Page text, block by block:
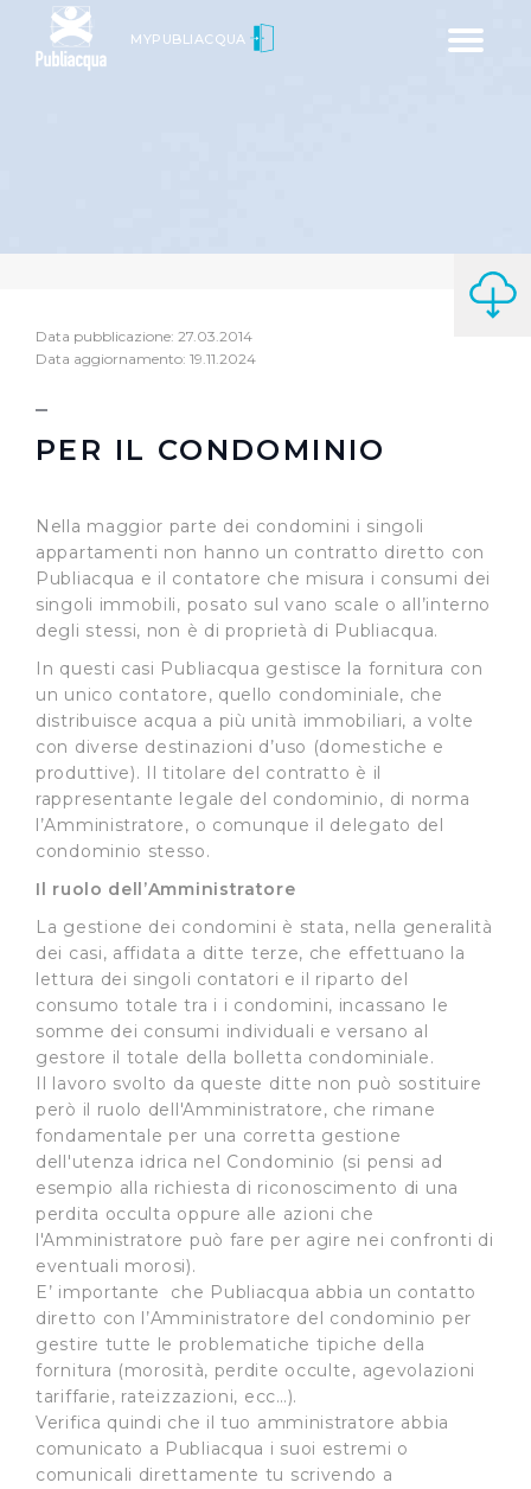
Toggle
MYPUBLIACQUA
Data pubblicazione: 27.03.2014
Data aggiornamento: 19.11.2024
PER IL CONDOMINIO
Nella maggior parte dei condomini i singoli
appartamenti non hanno un contratto diretto con
Publiacqua e il contatore che misura i consumi dei
singoli immobili, posato sul vano scale o all’interno
degli stessi, non è di proprietà di Publiacqua.
In questi casi Publiacqua gestisce la fornitura con
un unico contatore, quello condominiale, che
distribuisce acqua a più unità immobiliari, a volte
con diverse destinazioni d’uso (domestiche e
produttive). Il titolare del contratto è il
rappresentante legale del condominio, di norma
l’Amministratore, o comunque il delegato del
condominio stesso.
Il ruolo dell’Amministratore
La gestione dei condomini è stata, nella generalità
dei casi, affidata a ditte terze, che effettuano la
lettura dei singoli contatori e il riparto del
consumo totale tra i i condomini, incassano le
somme dei consumi individuali e versano al
gestore il totale della bolletta condominiale.
Il lavoro svolto da queste ditte non può sostituire
però il ruolo dell'Amministratore, che rimane
fondamentale per una corretta gestione
dell'utenza idrica nel Condominio (si pensi ad
esempio alla richiesta di riconoscimento di una
perdita occulta oppure alle azioni che
l'Amministratore può fare per agire nei confronti di
eventuali morosi).
E’ importante che Publiacqua abbia un contatto
diretto con l’Amministratore del condominio per
gestire tutte le problematiche tipiche della
fornitura (morosità, perdite occulte, agevolazioni
tariffarie, rateizzazioni, ecc…).
Verifica quindi che il tuo amministratore abbia
comunicato a Publiacqua i suoi estremi o
comunicali direttamente tu scrivendo a